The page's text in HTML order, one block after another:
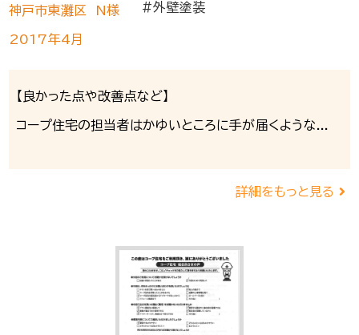
神戸市東灘区 N様 #外壁塗装
2017年4月
【良かった点や改善点など】
コープ住宅の担当者はかゆいところに手が届くような...
詳細をもっと見る